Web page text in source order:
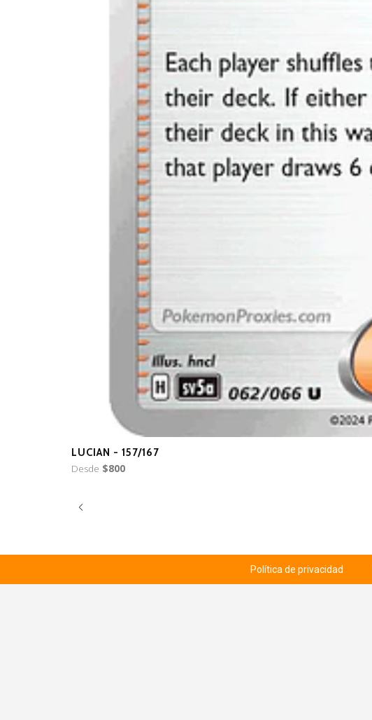
LUCIAN - 157/167
Desde $800
Política de privacidad